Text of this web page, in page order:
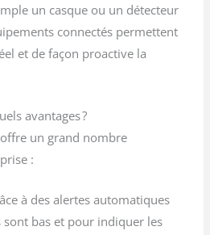
un casque ou un détecteur
connectés permettent
et de façon proactive la
avantages ?
un grand nombre
:
à des alertes automatiques
sont bas et pour indiquer les